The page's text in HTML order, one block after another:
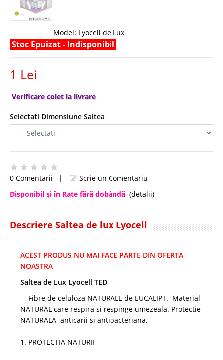
Model: Lyocell de Lux
Stoc Epuizat - Indisponibil
1 Lei
Verificare colet la livrare
Selectati Dimensiune Saltea
0 Comentarii |
Scrie un Comentariu
Disponibil şi în Rate fără dobândă (detalii)
Descriere Saltea de lux Lyocell
ACEST PRODUS NU MAI FACE PARTE DIN OFERTA
NOASTRA
Saltea de Lux Lyocell TED
Fibre de celuloza NATURALE de EUCALIPT. Material
NATURAL care respira si respinge umezeala. Protectie
NATURALA anticarii si antibacteriana.
1. PROTECTIA NATURII